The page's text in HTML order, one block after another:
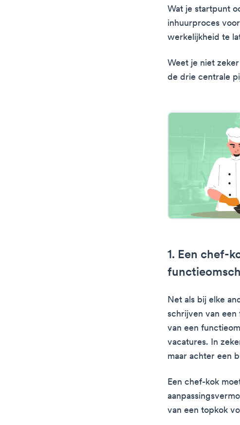
Wat je startpunt
inhuurproces
werkelijkheid te
Weet je niet
de drie centrale
1. Een chef-
Net als bij elke
schrijven van
van een
vacatures. In
maar achter een
Een chef-kok
van een topkok